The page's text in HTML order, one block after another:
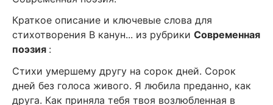
Краткое описание и ключевые слова для
стихотворения В канун... из рубрики Современная
поэзия :
Стихи умершему другу на сорок дней. Сорок
дней без голоса живого. Я любила преданно, как
друга. Как приняла тебя твоя возлюбленная в